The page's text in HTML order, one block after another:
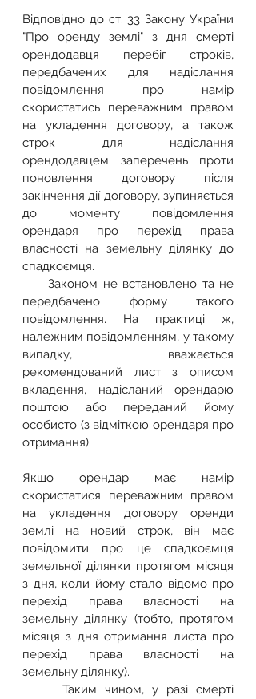
Відповідно до ст. 33 Закону України
"Про оренду землі" з дня смерті
орендодавця перебіг строків,
передбачених для надіслання
повідомлення про намір
скористатись переважним правом
на укладення договору, а також
строк для надіслання
орендодавцем заперечень проти
поновлення договору після
закінчення дії договору, зупиняється
до моменту повідомлення
орендаря про перехід права
власності на земельну ділянку до
спадкоємця.
Законом не встановлено та не
передбачено форму такого
повідомлення. На практиці ж,
належним повідомленням, у такому
випадку, вважається
рекомендований лист з описом
вкладення, надісланий орендарю
поштою або переданий йому
особисто (з відміткою орендаря про
отримання).
Якщо орендар має намір
скористатися переважним правом
на укладення договору оренди
землі на новий строк, він має
повідомити про це спадкоємця
земельної ділянки протягом місяця
з дня, коли йому стало відомо про
перехід права власності на
земельну ділянку (тобто, протягом
місяця з дня отримання листа про
перехід права власності на
земельну ділянку).
Таким чином, у разі смерті